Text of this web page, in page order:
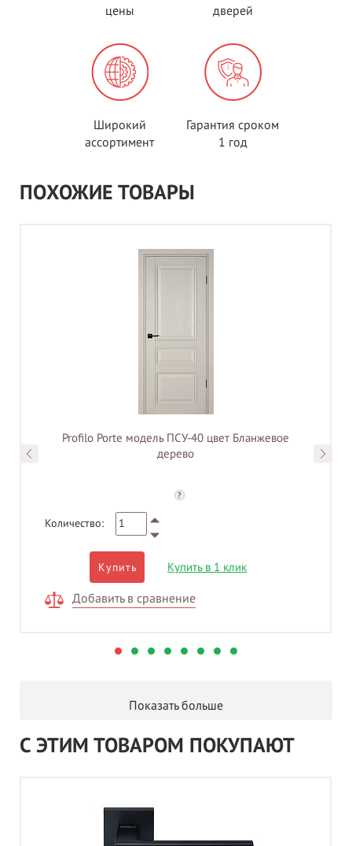
цены
дверей
Широкий
ассортимент
Гарантия сроком
1 год
ПОХОЖИЕ ТОВАРЫ
Profilo Porte модель ПСУ-40 цвет Бланжевое
дерево
?
Количество:
Купить Купить в 1 клик
Добавить в сравнение
Показать больше
С ЭТИМ ТОВАРОМ ПОКУПАЮТ